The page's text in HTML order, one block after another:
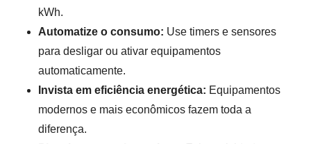
kWh.
Automatize o consumo: Use timers e sensores
para desligar ou ativar equipamentos
automaticamente.
Invista em eficiência energética: Equipamentos
modernos e mais econômicos fazem toda a
diferença.